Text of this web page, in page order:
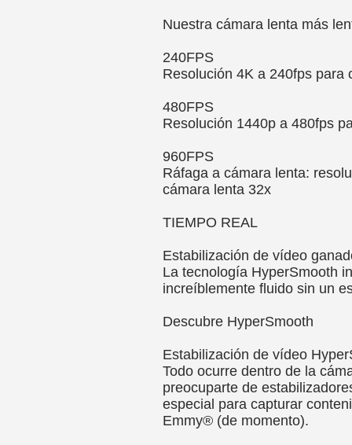
Nuestra cámara lenta más
240FPS
Resolución 4K a 240fps para
480FPS
Resolución 1440p a 480fps
960FPS
Ráfaga a cámara lenta:
cámara lenta 32x
TIEMPO REAL
Estabilización de vídeo
La tecnología HyperSmooth
increíblemente fluido sin un
Descubre HyperSmooth
Estabilización de vídeo
Todo ocurre dentro de la
preocuparte de
especial para capturar
Emmy® (de momento).